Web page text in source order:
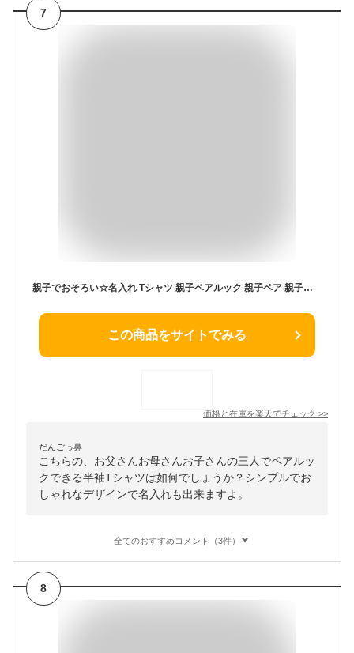
7
親子でおそろい☆名入れ Tシャツ 親子ペアルック 親子ペア 親子コーデ 親子リンク お揃い ファミリー パパ ママ ギフト 父の日 母の日 子供服 リンクコーデ ギフト メンズ レディース ベビー服 ists プレゼント
この商品をサイトでみる
価格と在庫を楽天でチェック >>
だんごっ鼻
こちらの、お父さんお母さんお子さんの三人でペアルッ
クできる半袖Tシャツは如何でしょうか？シンプルでお
しゃれなデザインで名入れも出来ますよ。
全てのおすすめコメント（3件）
8